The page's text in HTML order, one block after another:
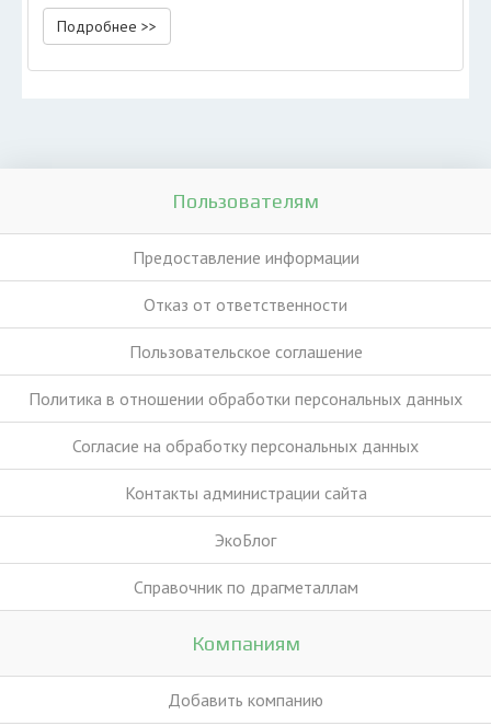
Подробнее >>
Пользователям
Предоставление информации
Отказ от ответственности
Пользовательское соглашение
Политика в отношении обработки персональных данных
Согласие на обработку персональных данных
Контакты администрации сайта
ЭкоБлог
Справочник по драгметаллам
Компаниям
Добавить компанию